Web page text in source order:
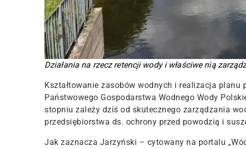
Działania na rzecz retencji wody i właściwe nią
Kształtowanie zasobów wodnych i realizacja planu
Państwowego Gospodarstwa Wodnego Wody
stopniu zależy dziś od skutecznego zarządzania
przedsiębiorstwa ds. ochrony przed powodzią i
Jak zaznacza Jarzyński – cytowany na portalu